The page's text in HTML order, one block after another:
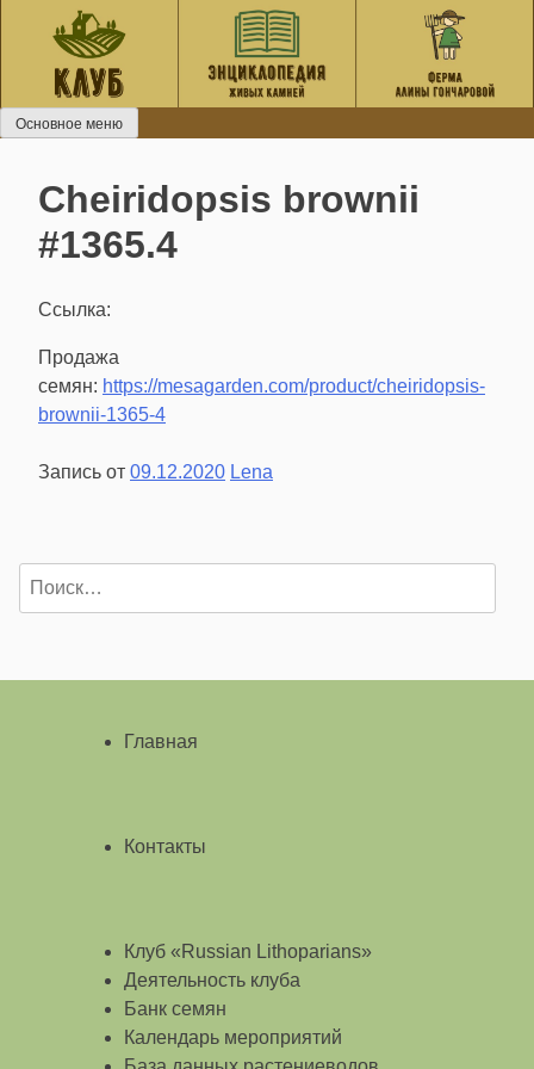
содержанию
Основное меню
Cheiridopsis brownii
#1365.4
Ссылка:
Продажа
семян: https://mesagarden.com/product/cheiridopsis-
brownii-1365-4
Запись от 09.12.2020 Lena
Найти:
Главная
Контакты
Клуб «Russian Lithoparians»
Деятельность клуба
Банк семян
Календарь мероприятий